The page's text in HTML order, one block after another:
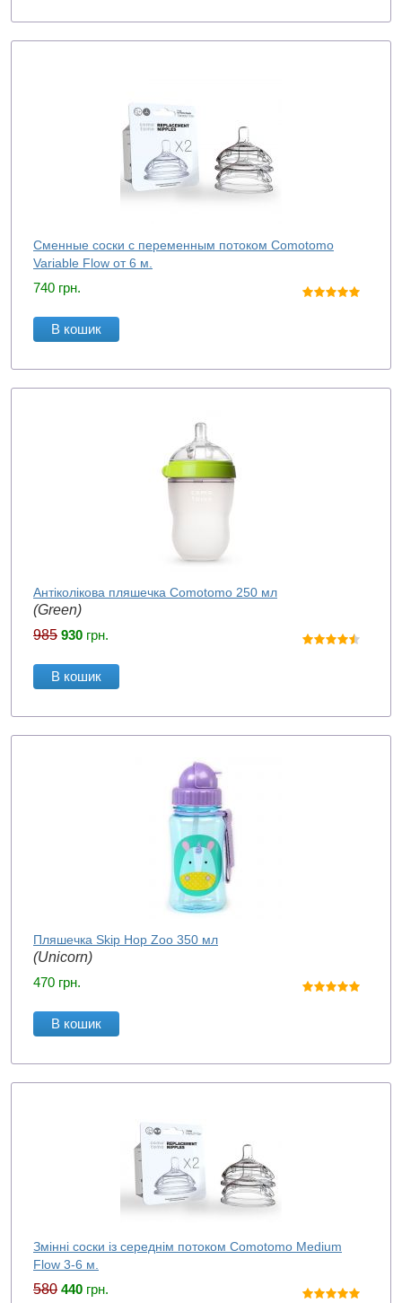
Сменные соски с переменным потоком Comotomo
Variable Flow от 6 м.
740 грн.
В кошик
Антіколікова пляшечка Comotomo 250 мл
(Green)
985 930 грн.
В кошик
Пляшечка Skip Hop Zoo 350 мл
(Unicorn)
470 грн.
В кошик
Змінні соски із середнім потоком Comotomo Medium
Flow 3-6 м.
580 440 грн.